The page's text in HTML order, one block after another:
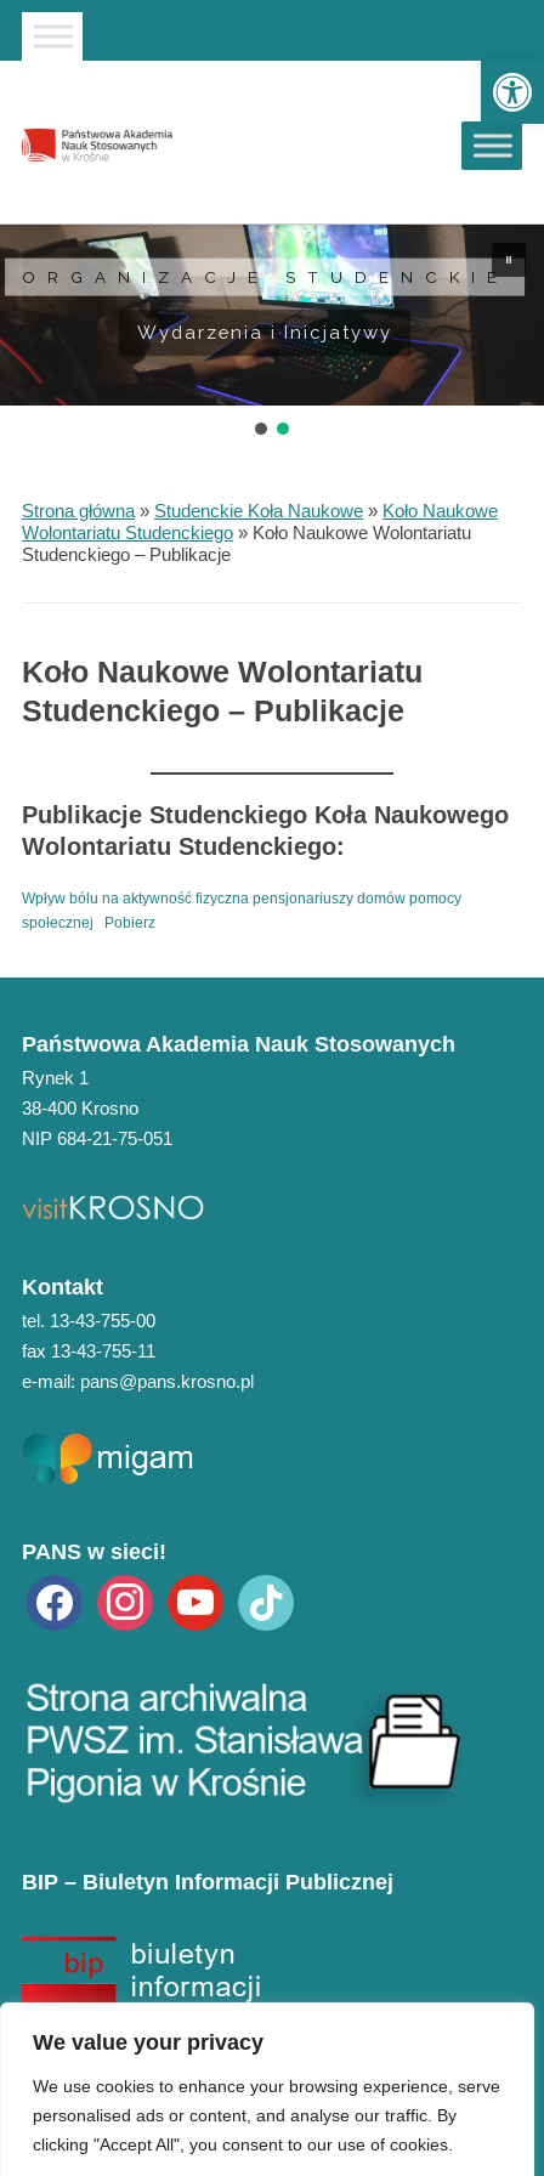
We value your privacy
We use cookies to enhance your browsing experience, serve
personalised ads or content, and analyse our traffic. By
clicking "Accept All", you consent to our use of cookies.
Strona główna
Przejdź do wyszukiwarki
Przejdź do menu głównego
ORGANIZACJE STUDENCKIE
Wydarzenia i Inicjatywy
ORGANIZACJE STUDENCKIE
Wydarzenia i Inicjatywy
Strona główna» Studenckie Koła Naukowe» Koło Naukowe
Wolontariatu Studenckiego» Koło Naukowe Wolontariatu
Studenckiego – Publikacje
Koło Naukowe Wolontariatu
Studenckiego – Publikacje
Publikacje Studenckiego Koła Naukowego
Wolontariatu Studenckiego:
Wpływ bólu na aktywność fizyczna pensjonariuszy domów pomocy
społecznej
Pobierz
Państwowa Akademia Nauk Stosowanych
Rynek 1
38-400 Krosno
NIP 684-21-75-051
Kontakt
tel. 13-43-755-00
fax 13-43-755-11
e-mail: pans@pans.krosno.pl
PANS w sieci!
facebook instagramyoutube tiktok
BIP – Biuletyn Informacji Publicznej
Copyright © PANS w Krośnie